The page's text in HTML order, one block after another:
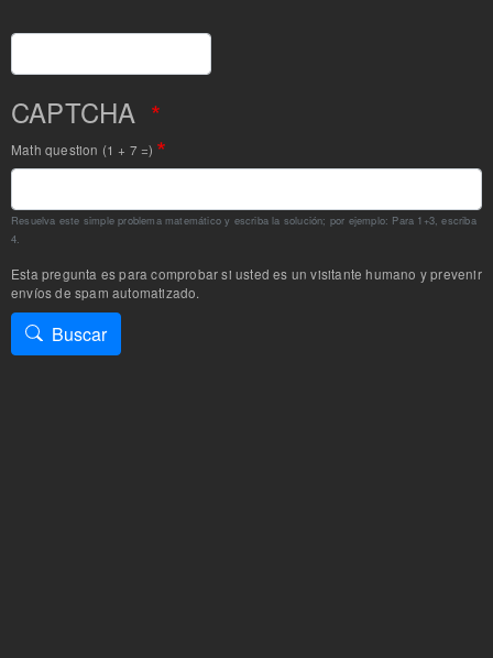
Buscar
CAPTCHA
Math question (1 + 7 =)
Resuelva este simple problema matemático y escriba la solución; por ejemplo: Para 1+3, escriba
4.
Esta pregunta es para comprobar si usted es un visitante humano y prevenir
envíos de spam automatizado.
Buscar